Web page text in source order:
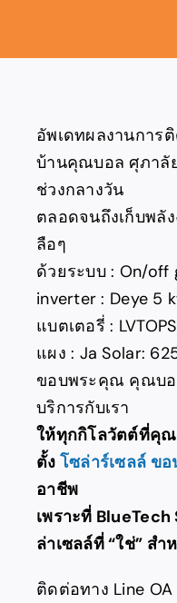
อัพเดทผลงานการ
บ้านคุณบอล ศุภาลั
ช่วงกลางวัน
ตลอดจนถึงเก็บพลั
ลือๆ
ด้วยระบบ : On/off
inverter : Deye 5
แบตเตอรี่ :
แผง : Ja Solar:
ขอบพระคุณ คุณบอ
บริการกับเรา
ให้ทุกกิโลวัตต์ที่คุ
ตั้ง โซล่าร์เซลล์ ข
อาชีพ
เพราะที่
ล่าเซลล์ที่ “ใช่” ส
ติดต่อทาง Line OA